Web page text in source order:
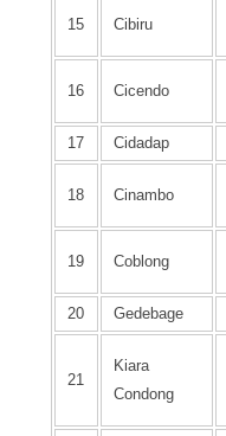
15 Cibiru
16 Cicendo
17 Cidadap
18 Cinambo
19 Coblong
20 Gedebage
21
Kiara
Condong